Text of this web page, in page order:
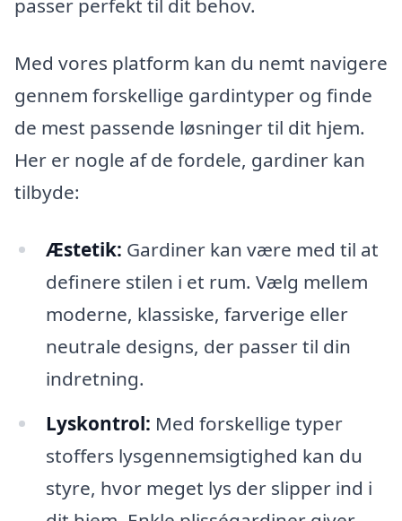
passer perfekt til dit behov.
Med vores platform kan du nemt navigere
gennem forskellige gardintyper og finde
de mest passende løsninger til dit hjem.
Her er nogle af de fordele, gardiner kan
tilbyde:
Æstetik: Gardiner kan være med til at
definere stilen i et rum. Vælg mellem
moderne, klassiske, farverige eller
neutrale designs, der passer til din
indretning.
Lyskontrol: Med forskellige typer
stoffers lysgennemsigtighed kan du
styre, hvor meget lys der slipper ind i